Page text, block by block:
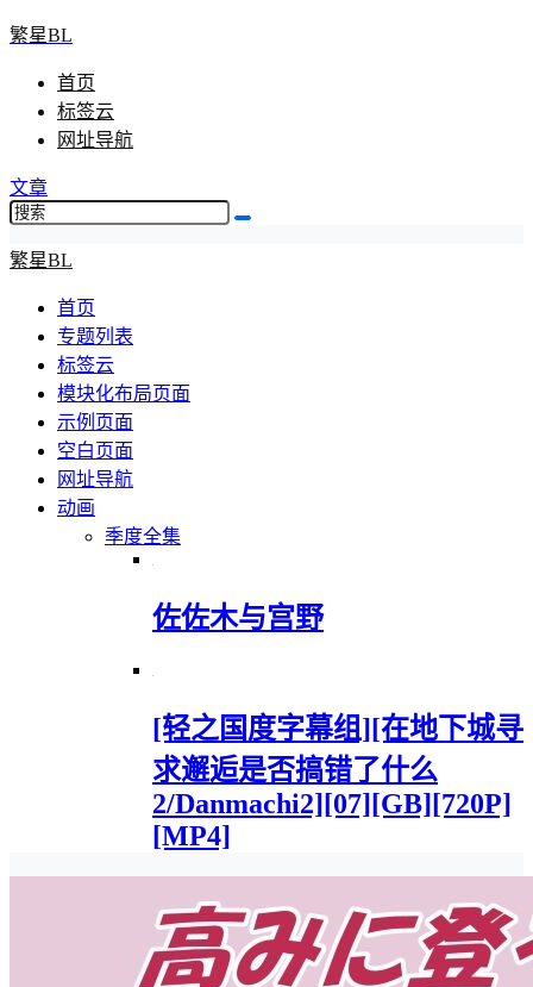
繁星BL
首页
标签云
网址导航
文章
繁星BL
首页
专题列表
标签云
模块化布局页面
示例页面
空白页面
网址导航
动画
季度全集
佐佐木与宫野
[轻之国度字幕组][在地下城寻
求邂逅是否搞错了什么
2/Danmachi2][07][GB][720P]
[MP4]